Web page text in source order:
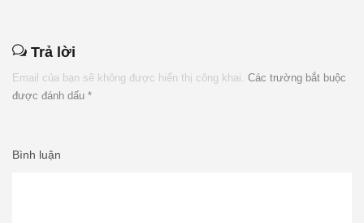
Trả lời
Email của bạn sẽ không được hiển thị công khai. Các trường bắt buộc
được đánh dấu *
Bình luận